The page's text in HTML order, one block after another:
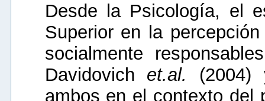
Desde la Psicología, el
Superior en la
socialmente
Davidovich et.al. (2004)
ambos en el contexto del